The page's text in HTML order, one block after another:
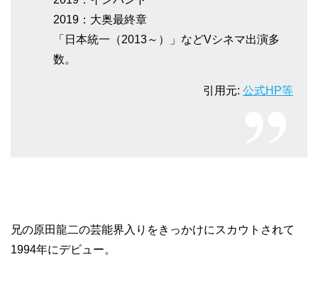
2019：大奥最終章
「日本統一（2013～）」などVシネマ出演多
数。
引用元: 公式HP等
兄の原田龍二の芸能界入りをきっかけにスカウトされて
1994年にデビュー。